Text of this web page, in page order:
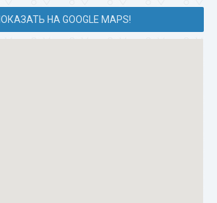
НА GOOGLE MAPS!